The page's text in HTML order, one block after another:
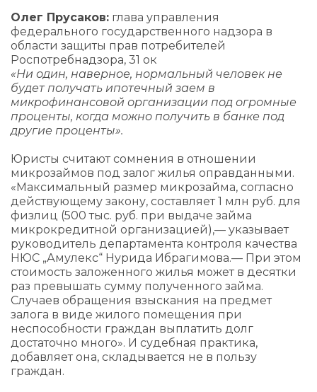
Олег Прусаков: глава управления
федерального государственного надзора в
области защиты прав потребителей
Роспотребнадзора, 31 ок
«Ни один, наверное, нормальный человек не
будет получать ипотечный заем в
микрофинансовой организации под огромные
проценты, когда можно получить в банке под
другие проценты».
Юристы считают сомнения в отношении
микрозаймов под залог жилья оправданными.
«Максимальный размер микрозайма, согласно
действующему закону, составляет 1 млн руб. для
физлиц (500 тыс. руб. при выдаче займа
микрокредитной организацией),— указывает
руководитель департамента контроля качества
НЮС „Амулекс“ Нурида Ибрагимова.— При этом
стоимость заложенного жилья может в десятки
раз превышать сумму полученного займа.
Случаев обращения взыскания на предмет
залога в виде жилого помещения при
неспособности граждан выплатить долг
достаточно много». И судебная практика,
добавляет она, складывается не в пользу
граждан.